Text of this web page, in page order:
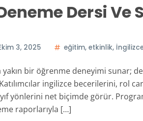
Dersi Ve
3, 2025 eğitim, etkinlik,
bir öğrenme deneyimi sunar;
ingilizce becerilerini, rol
net biçimde görür. Program
raporlarıyla […]